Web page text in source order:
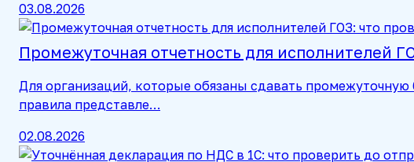
03.08.2026
Промежуточная отчетность для исполнителей
Для организаций, которые обязаны сдавать
правила представле…
02.08.2026